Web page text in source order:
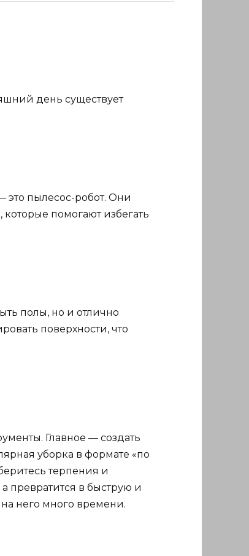
день существует
это пылесос-робот. Они
помогают избегать
полы, но и отлично
поверхности, что
Главное — создать
уборка в формате «по
терпения и
превратится в быструю и
на него много времени.